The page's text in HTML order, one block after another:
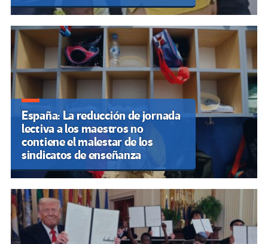
España: La reducción de jornada
lectiva a los maestros no
contiene el malestar de los
sindicatos de enseñanza